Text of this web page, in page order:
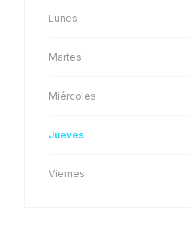
Lunes
Martes
Miércoles
Jueves
Viernes